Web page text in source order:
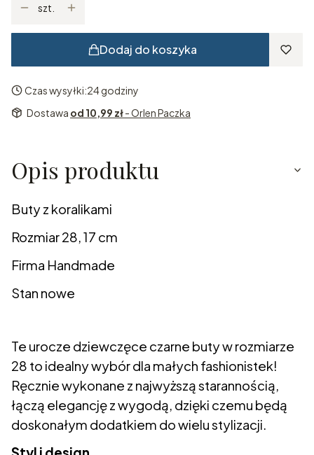
szt.
Dodaj do koszyka
Czas wysyłki:24 godziny
Dostawa od 10,99 zł- Orlen Paczka
Opis produktu
Buty z koralikami
Rozmiar 28, 17 cm
Firma Handmade
Stan nowe
Te urocze dziewczęce czarne buty w rozmiarze
28 to idealny wybór dla małych fashionistek!
Ręcznie wykonane z najwyższą starannością,
łączą elegancję z wygodą, dzięki czemu będą
doskonałym dodatkiem do wielu stylizacji.